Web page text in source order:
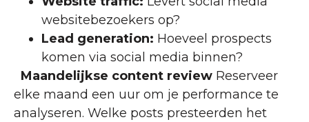
websitebezoekers op?
Lead generation: Hoeveel prospects
komen via social media binnen?
Maandelijkse content review Reserveer
elke maand een uur om je performance te
analyseren. Welke posts presteerden het